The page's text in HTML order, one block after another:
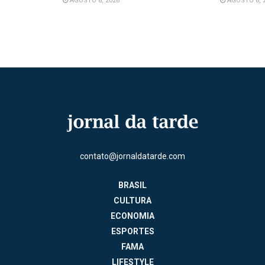
contato@jornaldatarde.com
BRASIL
CULTURA
ECONOMIA
ESPORTES
FAMA
LIFESTYLE